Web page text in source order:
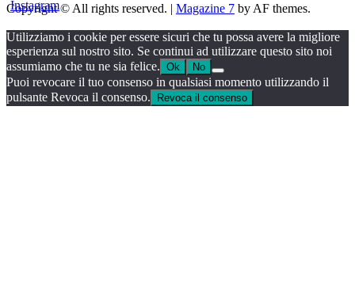
Copyright © All rights reserved. | Magazine 7 by AF themes.
Utilizziamo i cookie per essere sicuri che tu possa avere la migliore
esperienza sul nostro sito. Se continui ad utilizzare questo sito noi
assumiamo che tu ne sia felice. Ok No
Puoi revocare il tuo consenso in qualsiasi momento utilizzando il
pulsante Revoca il consenso.
Revoca il consenso